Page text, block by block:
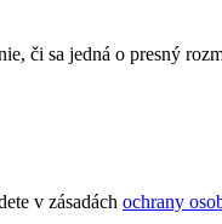
či sa jedná o presný
v zásadách ochrany